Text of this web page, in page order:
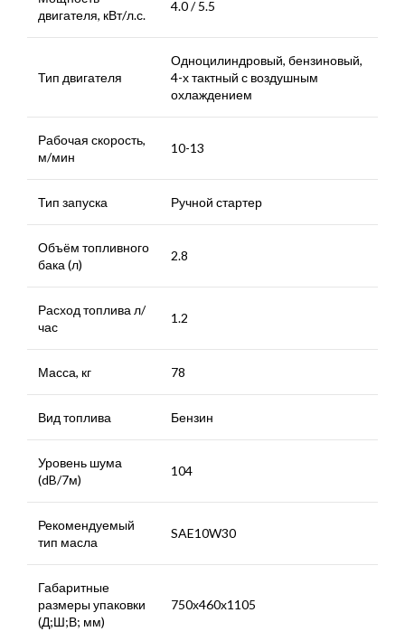
двигателя, кВт/л.с.
4.0 / 5.5
Тип двигателя
Одноцилиндровый, бензиновый,
4-х тактный с воздушным
охлаждением
Рабочая скорость,
м/мин
10-13
Тип запуска Ручной стартер
Объём топливного
бака (л)
2.8
Расход топлива л/
час
1.2
Масса, кг 78
Вид топлива Бензин
Уровень шума
(dB/7м)
104
Рекомендуемый
тип масла
SAE10W30
Габаритные
размеры упаковки
(Д;Ш;В; мм)
750х460х1105